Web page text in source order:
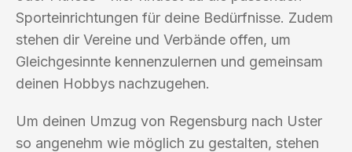
Sporteinrichtungen für deine Bedürfnisse. Zudem
stehen dir Vereine und Verbände offen, um
Gleichgesinnte kennenzulernen und gemeinsam
deinen Hobbys nachzugehen.
Um deinen Umzug von Regensburg nach Uster
so angenehm wie möglich zu gestalten, stehen